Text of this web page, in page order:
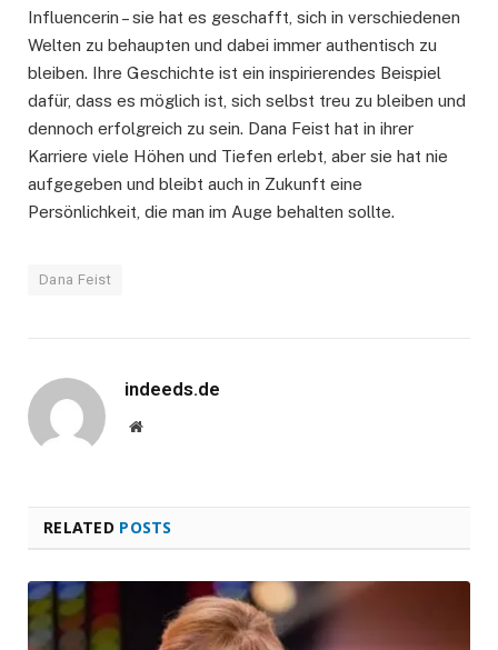
Influencerin – sie hat es geschafft, sich in verschiedenen
Welten zu behaupten und dabei immer authentisch zu
bleiben. Ihre Geschichte ist ein inspirierendes Beispiel
dafür, dass es möglich ist, sich selbst treu zu bleiben und
dennoch erfolgreich zu sein. Dana Feist hat in ihrer
Karriere viele Höhen und Tiefen erlebt, aber sie hat nie
aufgegeben und bleibt auch in Zukunft eine
Persönlichkeit, die man im Auge behalten sollte.
Dana Feist
indeeds.de
Website
RELATED POSTS